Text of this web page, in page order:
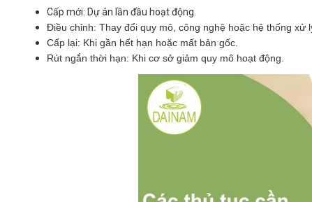
Cấp mới: Dự án lần đầu hoạt động.
Điều chỉnh: Thay đổi quy mô, công nghệ hoặc hệ thống xử
Cấp lại: Khi gần hết hạn hoặc mất bản gốc.
Rút ngắn thời hạn: Khi cơ sở giảm quy mô hoạt động.